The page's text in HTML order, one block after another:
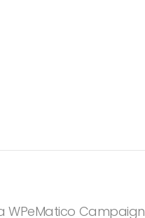
WPeMatico Campaign